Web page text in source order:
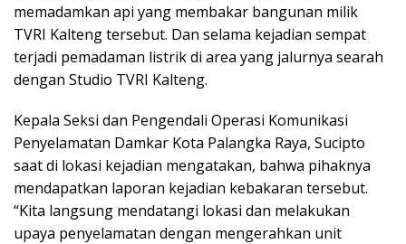
memadamkan api yang membakar bangunan milik
TVRI Kalteng tersebut. Dan selama kejadian sempat
terjadi pemadaman listrik di area yang jalurnya searah
dengan Studio TVRI Kalteng.
Kepala Seksi dan Pengendali Operasi Komunikasi
Penyelamatan Damkar Kota Palangka Raya, Sucipto
saat di lokasi kejadian mengatakan, bahwa pihaknya
mendapatkan laporan kejadian kebakaran tersebut.
“Kita langsung mendatangi lokasi dan melakukan
upaya penyelamatan dengan mengerahkan unit